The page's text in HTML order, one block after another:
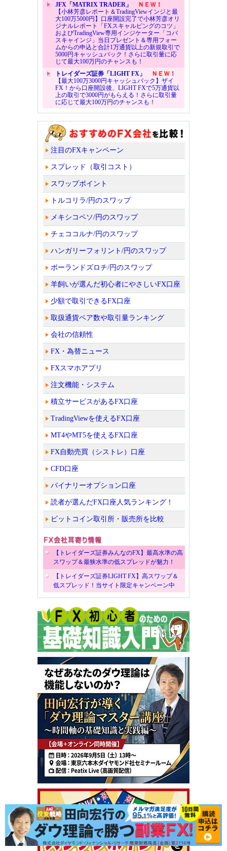
JFX「MATRIX TRADER」
ＮＥＷ！
【小林芳彦レポート＆TradingViewインジと最
大100万5000円】口座開設完了で小林芳彦オリ
ジナルレポート「FXスキャルピングのコツ」
およびTradingView専用インジケーター「コバ
スキャインジ」当日プレゼント＆専用フォー
ムからの申込と合計1万通貨以上の新規取引で
5000円キャッシュバック！さらに取引量に応
じて最大100万円のチャンスも！
トレイダーズ証券「LIGHT FX」
ＮＥＷ！
【最大100万3000円キャッシュバック】ザイ
FX！から口座開設後、LIGHT FXで5万通貨以
上の取引で3000円がもらえる！さらに取引量
に応じて最大100万円のチャンスも！
注目のFXキャンペーン
スプレッド（取引コスト）
スワップポイント
トルコリラ/円のスワップ
メキシコペソ/円のスワップ
チェココルナ/円のスワップ
ハンガリーフォリント/円のスワップ
ポーランドズロチ/円のスワップ
羊飼いが選んだ初心者にやさしいFX口座
少額で取引できるFX口座
取扱通貨ペア数や取引量ランキング
会社の信頼性
FX・為替ニュース
FXスマホアプリ
注文機能・システム
積立サービスがあるFX口座
TradingViewを使えるFX口座
MT4やMT5を使えるFX口座
FX自動売買（シストレ）口座
CFD口座
バイナリーオプション口座
読者が選んだFX口座人気ランキング！
ビットコイン取引所・販売所を比較
【トレイダーズ証券みんなのFX】最高水準の高
スワップ＆最狭水準の低スプレッドが魅力！
【トレイダーズ証券LIGHT FX】高スワップ＆
低スプレッド！当サイト限定キャンペーン中